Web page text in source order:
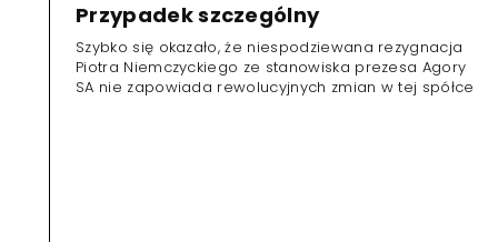
Przypadek szczególny
Szybko się okazało, że niespodziewana rezygnacja
Piotra Niemczyckiego ze stanowiska prezesa Agory
SA nie zapowiada rewolucyjnych zmian w tej spółce